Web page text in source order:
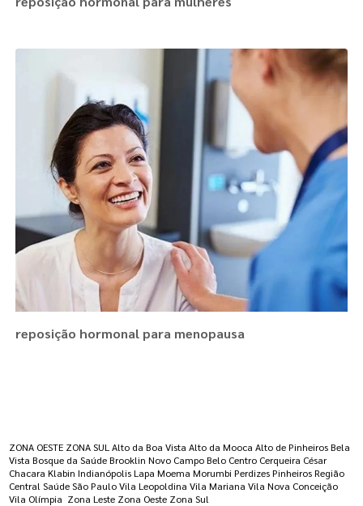
reposição hormonal para menopausa
ZONA OESTE ZONA SUL Alto da Boa Vista Alto da Mooca Alto de Pinheiros Bela
Vista Bosque da Saúde Brooklin Novo Campo Belo Centro Cerqueira César
Chacara Klabin Indianópolis Lapa Moema Morumbi Perdizes Pinheiros Região
Central Saúde São Paulo Vila Leopoldina Vila Mariana Vila Nova Conceição
Vila Olímpia Zona Leste Zona Oeste Zona Sul